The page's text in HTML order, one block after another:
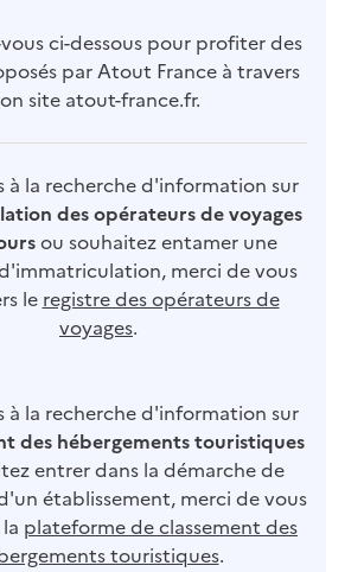
ci-dessous pour profiter des
par Atout France à travers
site atout-france.fr.
à la recherche d'information sur
des opérateurs de voyages
ou souhaitez entamer une
merci de vous
le registre des opérateurs de
voyages.
à la recherche d'information sur
des hébergements touristiques
entrer dans la démarche de
établissement, merci de vous
plateforme de classement des
touristiques.